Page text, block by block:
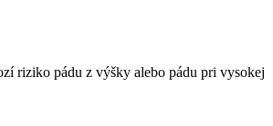
riziko pádu z výšky alebo pádu pri vysokej